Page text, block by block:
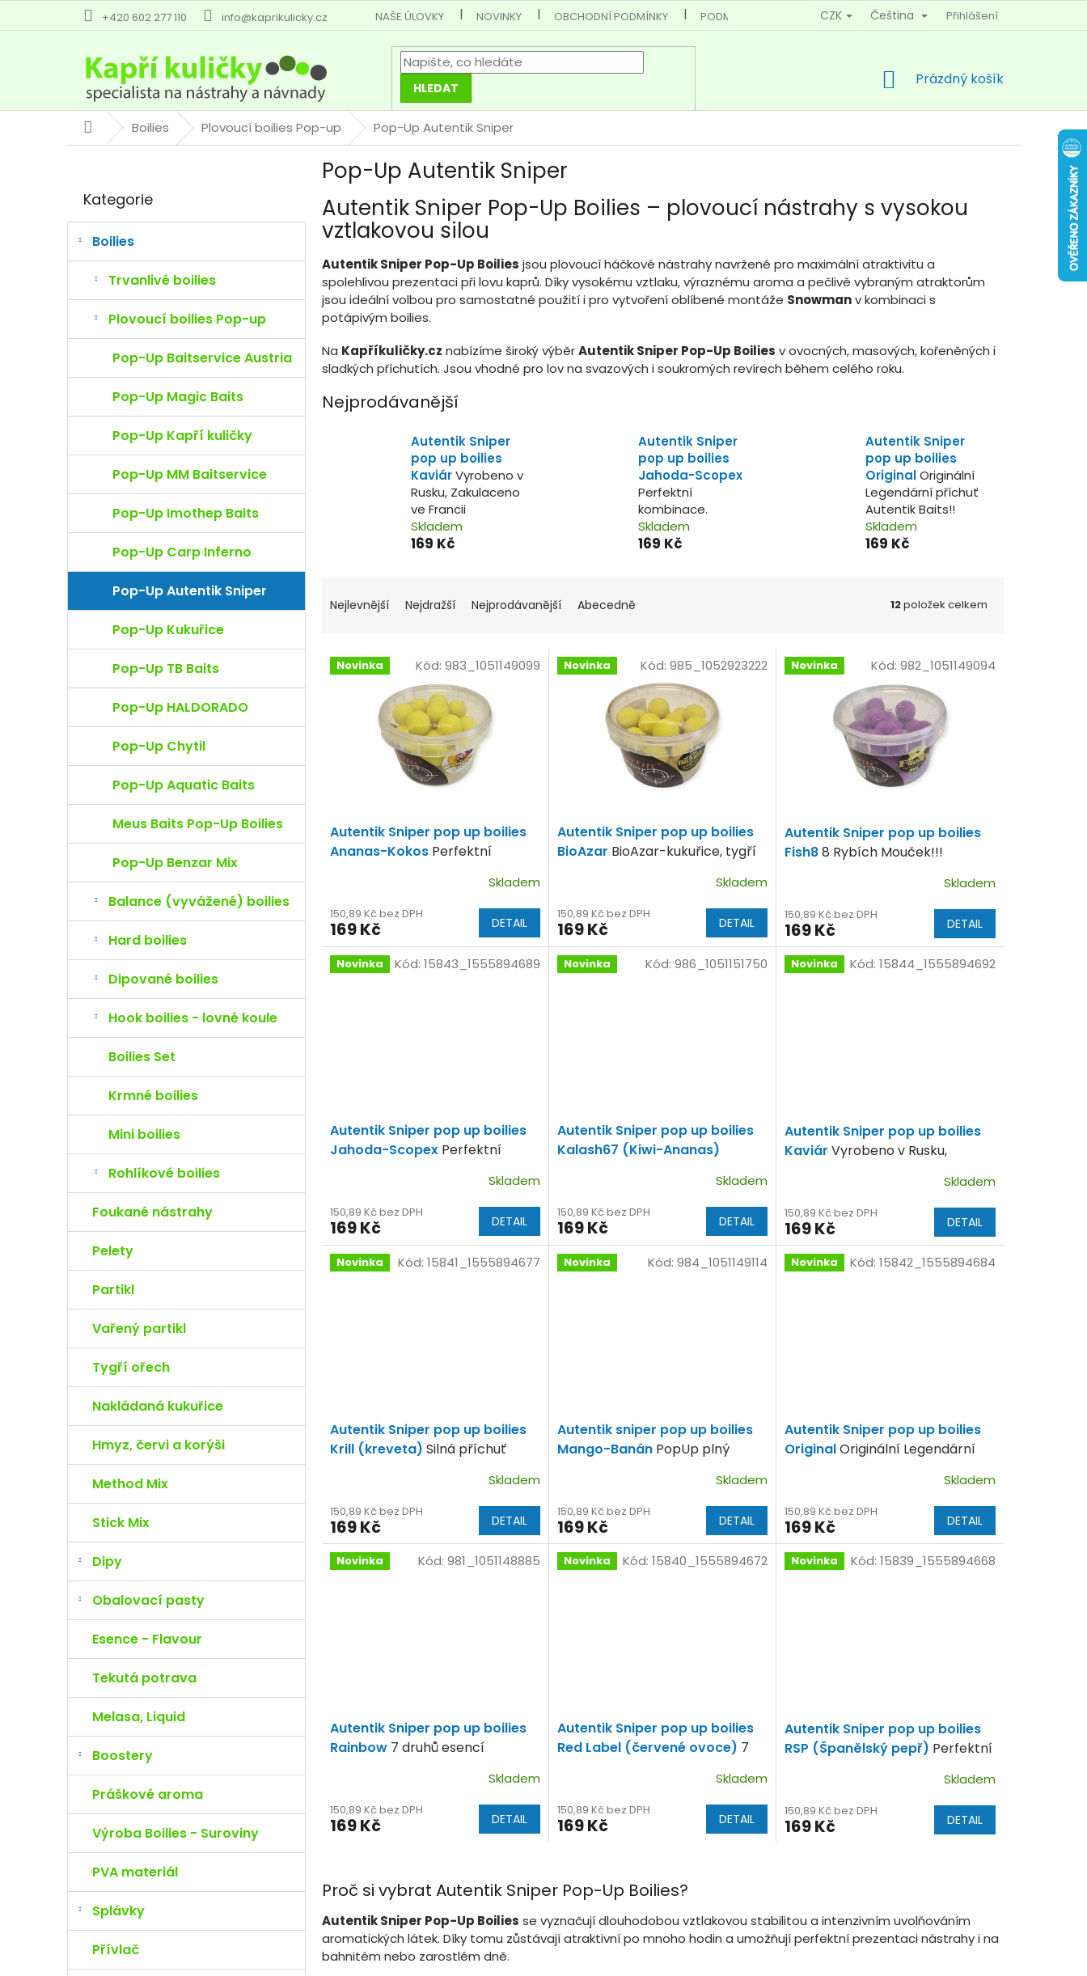
+420 602 277 110 info@kaprikulicky.cz NAŠE ÚLOVKY NOVINKY OBCHODNÍ PODMÍNKY PODMÍNKY OCHRANY OSOBNÍCH ÚDAJŮ KONTAKTY
CZK Čeština Přihlášení
HLEDAT
NÁKUPNÍ
Prázdný košík
DomůBoilies Plovoucí boilies Pop-up Pop-Up Autentik Sniper
r
n
í
l
kategorie
Kategorie
Boilies
Trvanlivé boilies
Plovoucí boilies Pop-up
Pop-Up Baitservice Austria
Pop-Up Magic Baits
Pop-Up Kapří kuličky
Pop-Up MM Baitservice
Pop-Up Imothep Baits
Pop-Up Carp Inferno
Pop-Up Autentik Sniper
Pop-Up Kukuřice
Pop-Up TB Baits
Pop-Up HALDORADO
Pop-Up Chytil
Pop-Up Aquatic Baits
Meus Baits Pop-Up Boilies
Pop-Up Benzar Mix
Balance (vyvážené) boilies
Hard boilies
Dipované boilies
Hook boilies - lovné koule
Boilies Set
Krmné boilies
Mini boilies
Rohlíkové boilies
Foukané nástrahy
Pelety
Partikl
Vařený partikl
Tygří ořech
Nakládaná kukuřice
Hmyz, červi a korýši
Method Mix
Stick Mix
Dipy
Obalovací pasty
Esence - Flavour
Tekutá potrava
Melasa, Liquid
Boostery
Práškové aroma
Výroba Boilies - Suroviny
PVA materiál
Splávky
Přívlač
Pop-Up Autentik Sniper
Autentik Sniper Pop-Up Boilies – plovoucí nástrahy s vysokou
vztlakovou silou
Autentik Sniper Pop-Up Boilies jsou plovoucí háčkové nástrahy navržené pro maximální atraktivitu a
spolehlivou prezentaci při lovu kaprů. Díky vysokému vztlaku, výraznému aroma a pečlivě vybraným atraktorům
jsou ideální volbou pro samostatné použití i pro vytvoření oblíbené montáže Snowmanv kombinaci s
potápivým boilies.
Na Kapříkuličky.cz nabízíme široký výběrAutentik Sniper Pop-Up Boilies v ovocných, masových, kořeněných i
sladkých příchutích. Jsou vhodné pro lov na svazových i soukromých revírech během celého roku.
Nejprodávanější
Autentik Sniper
pop up boilies
KaviárVyrobeno v
Rusku, Zakulaceno
ve Francii
Skladem
169 Kč
Autentik Sniper
pop up boilies
Jahoda-Scopex
Perfektní
kombinace.
Skladem
169 Kč
Autentik Sniper
pop up boilies
OriginalOriginální
Legendární příchuť
Autentik Baits!!
Skladem
169 Kč
a
n
Nejlevnější Nejdražší Nejprodávanější Abecedně 12položek celkem
V Novinka
Autentik Sniper pop up boilies
Ananas-Kokos Perfektní
Skladem
150,89 Kč bez DPH
169 Kč DETAIL
Kód: 983_1051149099 Novinka
Autentik Sniper pop up boilies
BioAzar BioAzar-kukuřice, tygří
Skladem
150,89 Kč bez DPH
169 Kč DETAIL
Kód: 985_1052923222 Novinka
Autentik Sniper pop up boilies
Fish88 Rybích Mouček!!!
Skladem
150,89 Kč bez DPH
169 Kč DETAIL
Kód: 982_1051149094
Novinka
Autentik Sniper pop up boilies
Jahoda-Scopex Perfektní
Skladem
150,89 Kč bez DPH
169 Kč DETAIL
Kód: 15843_1555894689 Novinka
Autentik Sniper pop up boilies
Kalash67 (Kiwi-Ananas)
Skladem
150,89 Kč bez DPH
169 Kč DETAIL
Kód: 986_1051151750 Novinka
Autentik Sniper pop up boilies
Kaviár Vyrobeno v Rusku,
Skladem
150,89 Kč bez DPH
169 Kč DETAIL
Kód: 15844_1555894692
Novinka
Autentik Sniper pop up boilies
Krill (kreveta) Silná příchuť
Skladem
150,89 Kč bez DPH
169 Kč DETAIL
Kód: 15841_1555894677 Novinka
Autentik sniper pop up boilies
Mango-Banán PopUp plný
Skladem
150,89 Kč bez DPH
169 Kč DETAIL
Kód: 984_1051149114 Novinka
Autentik Sniper pop up boilies
OriginalOriginální Legendární
Skladem
150,89 Kč bez DPH
169 Kč DETAIL
Kód: 15842_1555894684
Novinka
Autentik Sniper pop up boilies
Rainbow 7 druhů esencí
Skladem
150,89 Kč bez DPH
169 Kč DETAIL
Kód: 981_1051148885 Novinka
Autentik Sniper pop up boilies
Red Label (červené ovoce) 7
Skladem
150,89 Kč bez DPH
169 Kč DETAIL
Kód: 15840_1555894672 Novinka
Autentik Sniper pop up boilies
RSP (Španělský pepř) Perfektní
Skladem
150,89 Kč bez DPH
169 Kč DETAIL
Kód: 15839_1555894668
l
d
a
Proč si vybrat Autentik Sniper Pop-Up Boilies?
Autentik Sniper Pop-Up Boilies se vyznačují dlouhodobou vztlakovou stabilitou a intenzivním uvolňováním
aromatických látek. Díky tomu zůstávají atraktivní po mnoho hodin a umožňují perfektní prezentaci nástrahy i na
bahnitém nebo zarostlém dně.